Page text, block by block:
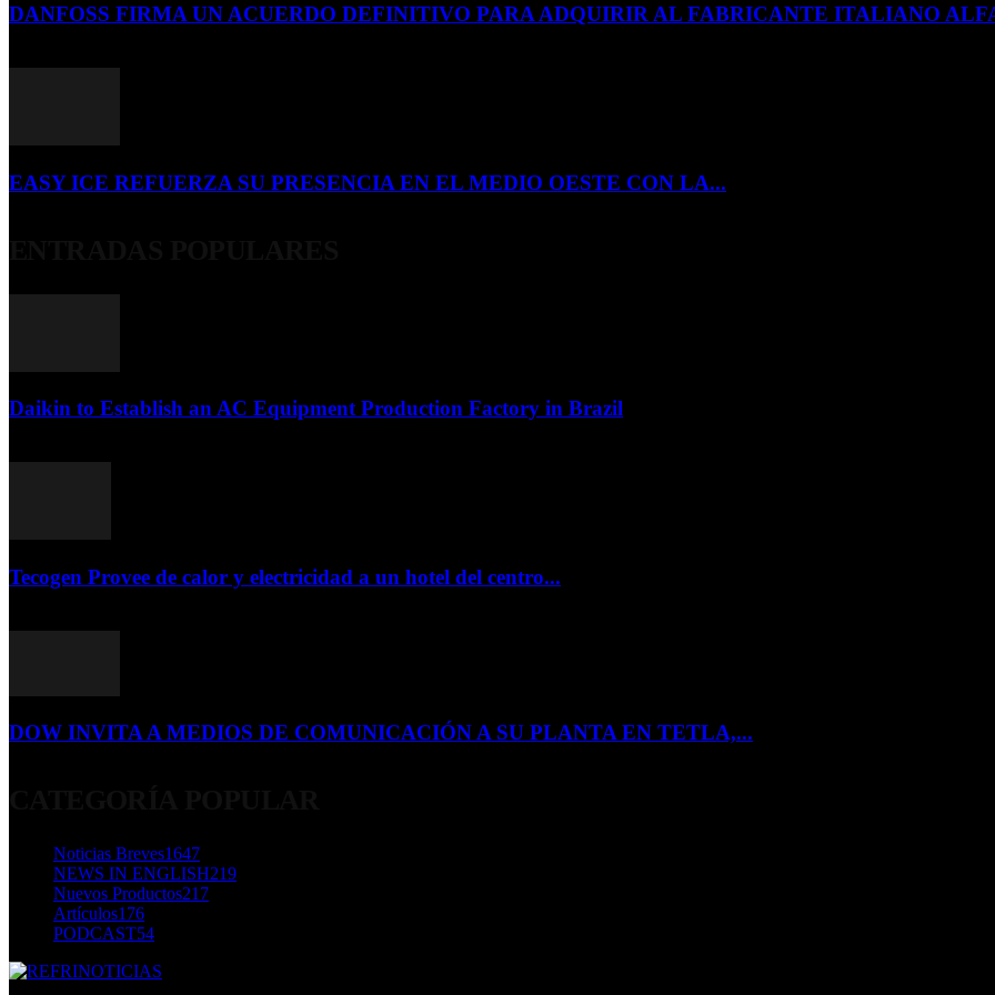
DANFOSS FIRMA UN ACUERDO DEFINITIVO PARA ADQUIRIR AL FABRICANTE ITALIANO
EASY ICE REFUERZA SU PRESENCIA EN EL MEDIO OESTE CON LA...
Daikin to Establish an AC Equipment Production Factory in Brazil
Tecogen Provee de calor y electricidad a un hotel del centro...
DOW INVITA A MEDIOS DE COMUNICACIÓN A SU PLANTA EN TETLA,...
Noticias Breves1647
NEWS IN ENGLISH219
Nuevos Productos217
Artículos176
PODCAST54